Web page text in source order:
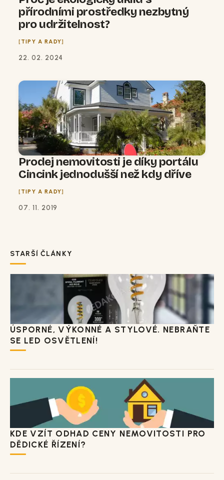
přírodními prostředky nezbytný
pro udržitelnost?
TIPY A RADY
22. 02. 2024
Prodej nemovitosti je díky portálu
Cincink jednodušší než kdy dříve
TIPY A RADY
07. 11. 2019
STARŠÍ ČLÁNKY
ÚSPORNÉ, VÝKONNÉ A STYLOVÉ. NEBRAŇTE
SE LED OSVĚTLENÍ!
KDE VZÍT ODHAD CENY NEMOVITOSTI PRO
DĚDICKÉ ŘÍZENÍ?